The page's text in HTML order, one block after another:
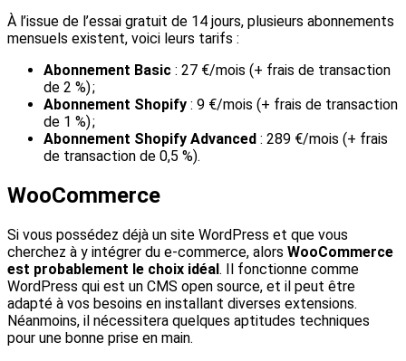
À l’issue de l’essai gratuit de 14 jours, plusieurs abonnements
mensuels existent, voici leurs tarifs :
Abonnement Basic : 27 €/mois (+ frais de transaction
de 2 %) ;
Abonnement Shopify : 9 €/mois (+ frais de transaction
de 1 %) ;
Abonnement Shopify Advanced : 289 €/mois (+ frais
de transaction de 0,5 %).
WooCommerce
Si vous possédez déjà un site WordPress et que vous
cherchez à y intégrer du e-commerce, alors WooCommerce
est probablement le choix idéal . Il fonctionne comme
WordPress qui est un CMS open source, et il peut être
adapté à vos besoins en installant diverses extensions.
Néanmoins, il nécessitera quelques aptitudes techniques
pour une bonne prise en main.